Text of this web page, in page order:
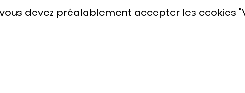
devez préalablement accepter les cookies